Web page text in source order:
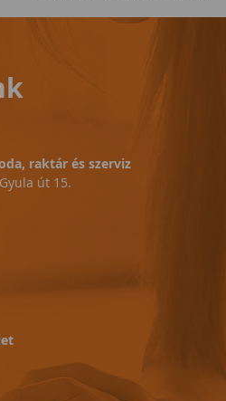
raktár és szerviz
út 15.